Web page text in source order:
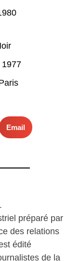
1977
Email
préparé par
des relations
édité
de la